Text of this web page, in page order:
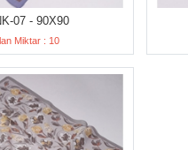
07 - 90X90
Miktar : 10